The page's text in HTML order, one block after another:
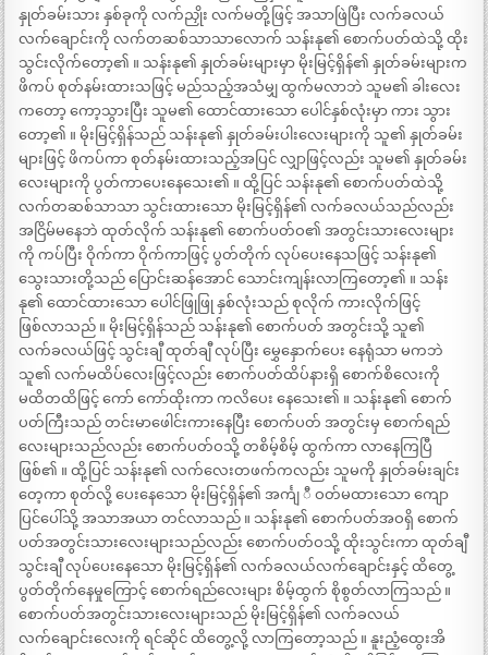
နှုတ်ခမ်းသား နှစ်ခုကို လက်ညှိုး လက်မတို့ဖြင့် အသာဖြဲပြီး လက်ခလယ်
လက်ချောင်းကို လက်တဆစ်သာသာလောက် သန်းနု၏ စောက်ပတ်ထဲသို့ ထိုး
သွင်းလိုက်တော့၏ ။ သန်းနု၏ နှုတ်ခမ်းများမှာ မိုးမြင့်ရှိန်၏ နှုတ်ခမ်းများက
ဖိကပ် စုတ်နမ်းထားသဖြင့် မည်သည့်အသံမျှ ထွက်မလာဘဲ သူမ၏ ခါးလေး
ကတော့ ကော့သွားပြီး သူမ၏ ထောင်ထားသော ပေါင်နှစ်လုံးမှာ ကား သွား
တော့၏ ။ မိုးမြင့်ရှိန်သည် သန်းနု၏ နှုတ်ခမ်းပါးလေးများကို သူ၏ နှုတ်ခမ်း
များဖြင့် ဖိကပ်ကာ စုတ်နမ်းထားသည့်အပြင် လျှာဖြင့်လည်း သူမ၏ နှုတ်ခမ်း
လေးများကို ပွတ်ကာပေးနေသေး၏ ။ ထို့ပြင် သန်းနု၏ စောက်ပတ်ထဲသို့
လက်တဆစ်သာသာ သွင်းထားသော မိုးမြင့်ရှိန်၏ လက်ခလယ်သည်လည်း
အငြိမ်မနေဘဲ ထုတ်လိုက် သန်းနု၏ စောက်ပတ်ဝ၏ အတွင်းသားလေးများ
ကို ကပ်ပြီး ဝိုက်ကာ ဝိုက်ကာဖြင့် ပွတ်တိုက် လုပ်ပေးနေသဖြင့် သန်းနု၏
သွေးသားတို့သည် ပြောင်းဆန်အောင် သောင်းကျန်းလာကြတော့၏ ။ သန်း
နု၏ ထောင်ထားသော ပေါင်ဖြုဖြု နှစ်လုံးသည် စုလိုက် ကားလိုက်ဖြင့်
ဖြစ်လာသည် ။ မိုးမြင့်ရှိန်သည် သန်းနု၏ စောက်ပတ် အတွင်းသို့ သူ၏
လက်ခလယ်ဖြင့် သွင်းချီ ထုတ်ချီ လုပ်ပြီး မွှေနှောက်ပေး နေရုံသာ မကဘဲ
သူ၏ လက်မထိပ်လေးဖြင့်လည်း စောက်ပတ်ထိပ်နားရှိ စောက်စိလေးကို
မထိတထိဖြင့် ကော် ကော်ထိုးကာ ကလိပေး နေသေး၏ ။ သန်းနု၏ စောက်
ပတ်ကြီးသည် တင်းမာဖေါင်းကားနေပြီး စောက်ပတ် အတွင်းမှ စောက်ရည်
လေးများသည်လည်း စောက်ပတ်ဝသို့ တစိမ့်စိမ့် ထွက်ကာ လာနေကြပြီ
ဖြစ်၏ ။ ထို့ပြင် သန်းနု၏ လက်လေးတဖက်ကလည်း သူမကို နှုတ်ခမ်းချင်း
တေ့ကာ စုတ်လို့ ပေးနေသော မိုးမြင့်ရှိန်၏ အင်္ကျ ီ ဝတ်မထားသော ကျော
ပြင်ပေါ်သို့ အသာအယာ တင်လာသည် ။ သန်းနု၏ စောက်ပတ်အဝရှိ စောက်
ပတ်အတွင်းသားလေးများသည်လည်း စောက်ပတ်ဝသို့ ထိုးသွင်းကာ ထုတ်ချီ
သွင်းချီ လုပ်ပေးနေသော မိုးမြင့်ရှိန်၏ လက်ခလယ်လက်ချောင်းနှင့် ထိတွေ့
ပွတ်တိုက်နေမှုကြောင့် စောက်ရည်လေးများ စိမ့်ထွက် စိုစွတ်လာကြသည် ။
စောက်ပတ်အတွင်းသားလေးများသည် မိုးမြင့်ရှိန်၏ လက်ခလယ်
လက်ချောင်းလေးကို ရင်ဆိုင် ထိတွေ့လို့ လာကြတော့သည် ။ နူးညံ့ထွေးအိ